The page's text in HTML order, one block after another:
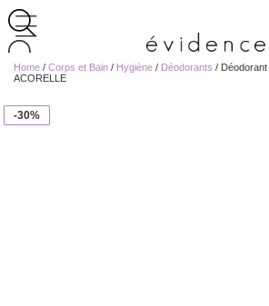
de
produits
Home / Corps et Bain / Hygiène / Déodorants /
ACORELLE
-30%